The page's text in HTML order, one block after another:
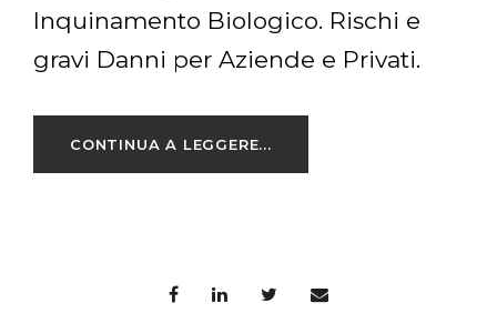
Bonifica e Sanificazione da guano di
Piccione
CONTINUA A LEGGERE...